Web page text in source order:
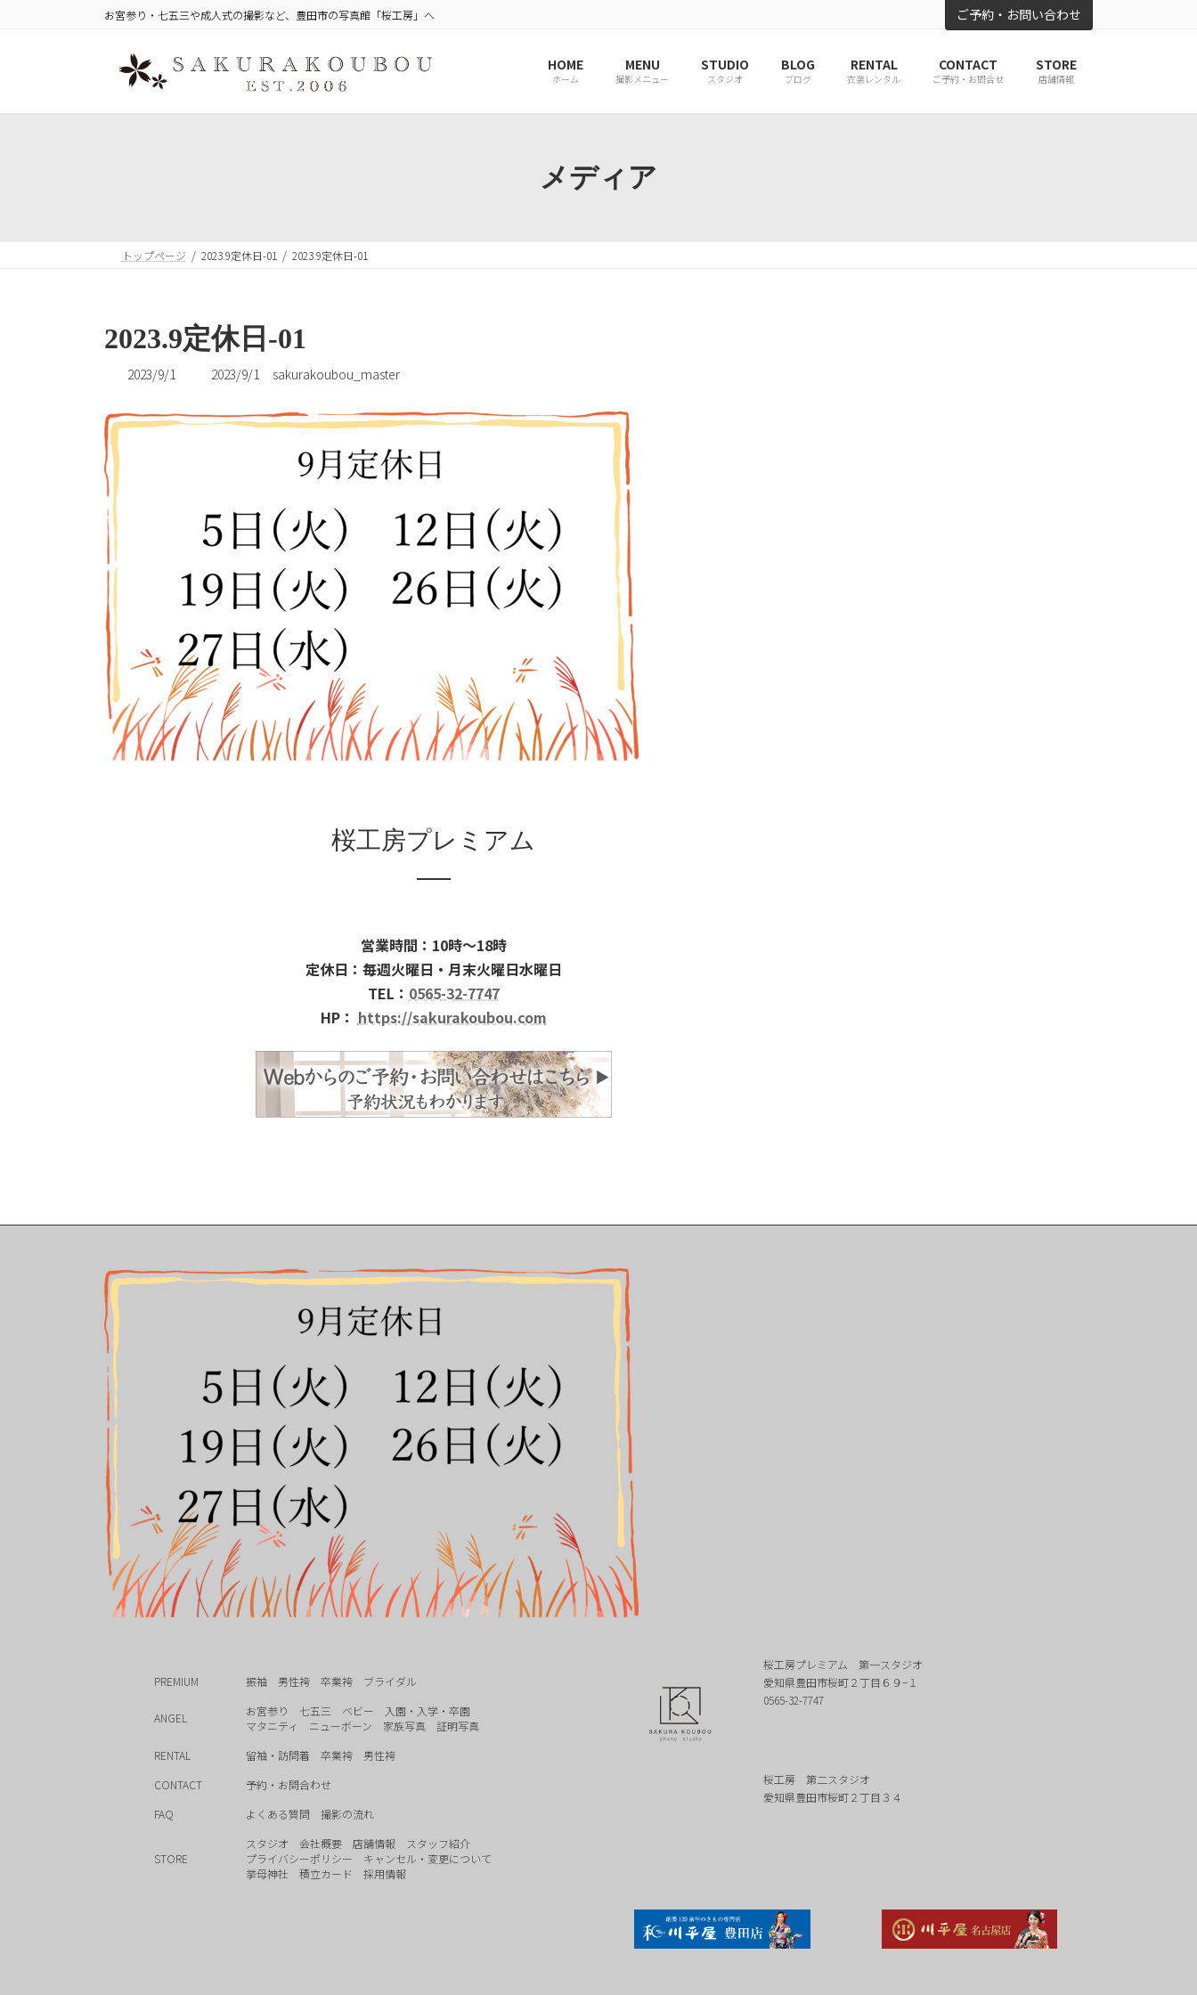
へ
ョ
お宮参り・七五三や成人式の撮影など、豊田市の写真館「桜工房」へ ご予約・お問い合わせ
HOME
ホーム
MENU
撮影メニュー
STUDIO
スタジオ
BLOG
ブログ
RENTAL
衣装レンタル
CONTACT
ご予約・お問合せ
STORE
店舗情報
メディア
トップページ 2023.9定休日-01 2023.9定休日-01
2023.9定休日-01
2023/9/1
最
新
2023/9/1 sakurakoubou_master
桜工房プレミアム
営業時間：10時～18時
定休日：毎週火曜日・月末火曜日水曜日
TEL： 0565-32-7747
HP： https://sakurakoubou.com
PREMIUM 振袖 男性袴 卒業袴 ブライダル
ANGEL お宮参り 七五三 ベビー
入園・入学・卒園
マタニティ
ニューボーン 家族写真
証明写真
RENTAL
留袖・訪問着 卒業袴
男性袴
CONTACT
予約・お問合わせ
FAQ
よくある質問 撮影の流れ
STORE
スタジオ 会社概要 店舗情報
スタッフ紹介
プライバシーポリシー
キャンセル・変更について
挙母神社
積立カード 採用情報
桜工房プレミアム 第一スタジオ
愛知県豊田市桜町２丁目６９−１
0565-32-7747
桜工房 第二スタジオ
愛知県豊田市桜町２丁目３４